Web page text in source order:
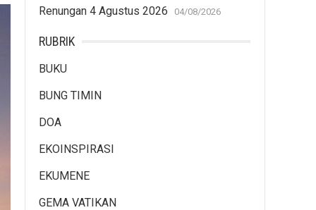
Renungan 4 Agustus 2026 04/08/2026
RUBRIK
BUKU
BUNG TIMIN
DOA
EKOINSPIRASI
EKUMENE
GEMA VATIKAN